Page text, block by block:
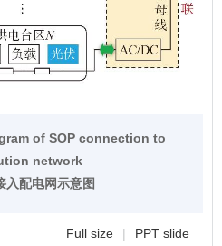
of SOP connection to
network
入配电网示意图
Full size | PPT slide